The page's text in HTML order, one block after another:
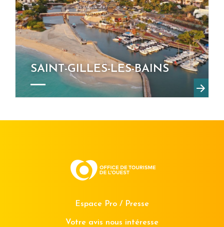
SAINT-GILLES-LES-BAINS
Espace Pro / Presse
Votre avis nous intéresse